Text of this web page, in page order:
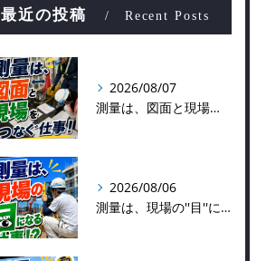
最近の投稿 Recent Posts
2026/08/07
測量は、図面と現場をつなぐ仕事！
2026/08/06
測量は、現場の''目''になる仕事！？